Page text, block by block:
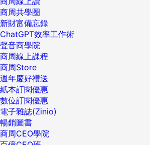
商周共學圈
新財富備忘錄
ChatGPT效率工作術
聲音商學院
商周線上課程
商周Store
週年慶好禮送
紙本訂閱優惠
數位訂閱優惠
電子雜誌(Zinio)
暢銷圖書
商周CEO學院